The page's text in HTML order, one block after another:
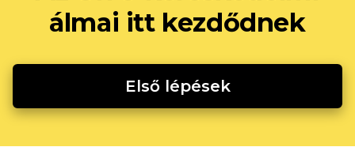
álmai itt kezdődnek
Első lépések